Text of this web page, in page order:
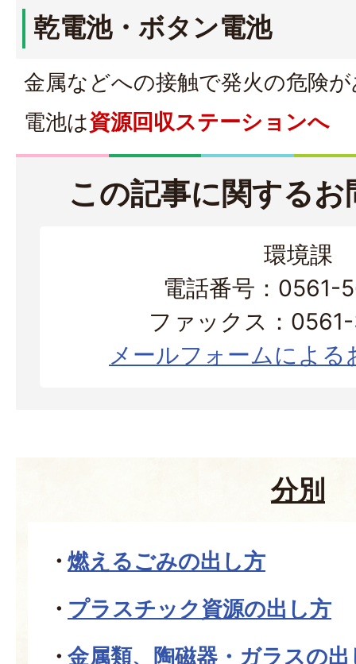
乾電池・ボタン電池
金属などへの接触で発火の危険
電池は資源回収ステーションへ
この記事に関する
環境課
電話番号：0561-
ファックス：
メールフォームによる
分別
燃えるごみの出し方
プラスチック資源の出し方
金属類、陶磁器・ガラスの出